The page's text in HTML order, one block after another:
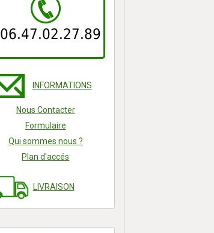
06.47.02.27.89
INFORMATIONS
Nous Contacter
Formulaire
Qui sommes nous ?
Plan d'accés
LIVRAISON